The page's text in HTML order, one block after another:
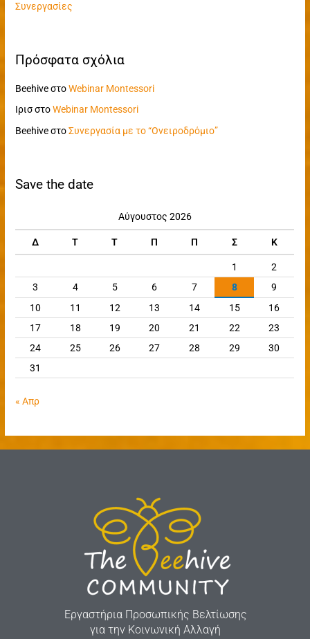
Συνεργασίες
Πρόσφατα σχόλια
BeehiveστοWebinar Montessori
ΙρισστοWebinar Montessori
BeehiveστοΣυνεργασία με το “Ονειροδρόμιο”
Save the date
Αύγουστος 2026
Δ Τ Τ Π Π Σ Κ
1
2
3
4 5 6 7 8
9
10
11 12 13 14 15
16
17
18 19 20 21 22
23
24
25 26 27 28 29
30
31
« Απρ
Εργαστήρια Προσωπικής Βελτίωσης
για την Κοινωνική Αλλαγή